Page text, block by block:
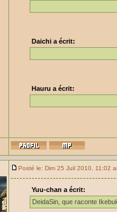
Daichi a écrit:
Hauru a écrit:
Posté le: Dim 25 Juil 2010, 11:02
Yuu-chan a écrit:
DeidaSin, que raconte